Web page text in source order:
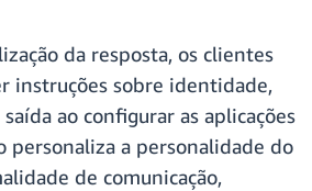
da resposta, os clientes
instruções sobre identidade,
ao configurar as aplicações
personaliza a personalidade do
de comunicação,